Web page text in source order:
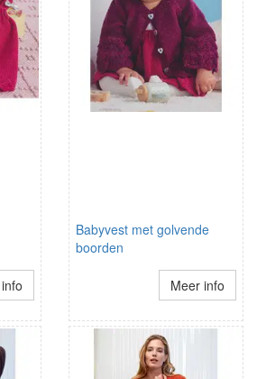
Babyvest met golvende
boorden
Meer info